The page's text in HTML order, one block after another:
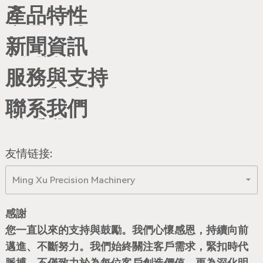
步
於
鋼
鐵
精
度
永
遠
產品特性
新聞資訊
服務與支持
聯系我們
友情链接:
Ming Xu Precision Machinery
感謝
您一直以來的支持與鼓勵。我們心懷感恩，持續向前
邁進、不斷努力。我們始終關注客戶需求，緊扣時代